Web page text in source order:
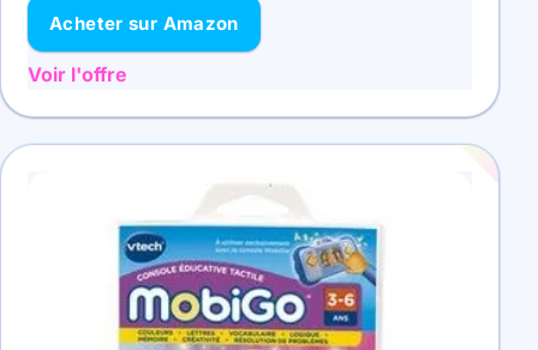
Acheter sur Amazon
Voir l'offre